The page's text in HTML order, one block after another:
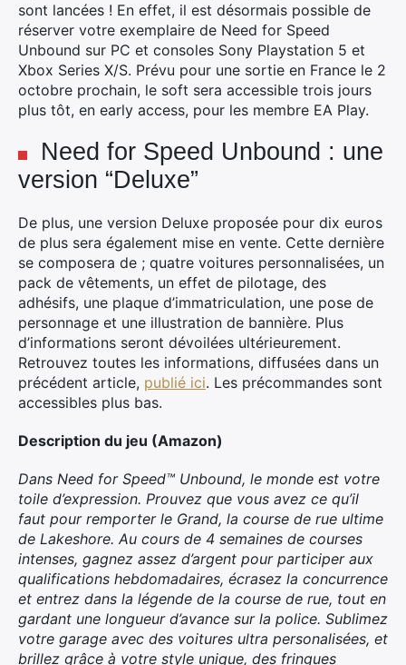
sont lancées ! En effet, il est désormais possible de
réserver votre exemplaire de Need for Speed
Unbound sur PC et consoles Sony Playstation 5 et
Xbox Series X/S. Prévu pour une sortie en France le 2
octobre prochain, le soft sera accessible trois jours
plus tôt, en early access, pour les membre EA Play.
Need for Speed Unbound : une
version “Deluxe”
De plus, une version Deluxe proposée pour dix euros
de plus sera également mise en vente. Cette dernière
se composera de ; quatre voitures personnalisées, un
pack de vêtements, un effet de pilotage, des
adhésifs, une plaque d’immatriculation, une pose de
personnage et une illustration de bannière. Plus
d’informations seront dévoilées ultérieurement.
Retrouvez toutes les informations, diffusées dans un
précédent article, publié ici. Les précommandes sont
accessibles plus bas.
Description du jeu (Amazon)
Dans Need for Speed™ Unbound, le monde est votre
toile d’expression. Prouvez que vous avez ce qu’il
faut pour remporter le Grand, la course de rue ultime
de Lakeshore. Au cours de 4 semaines de courses
intenses, gagnez assez d’argent pour participer aux
qualifications hebdomadaires, écrasez la concurrence
et entrez dans la légende de la course de rue, tout en
gardant une longueur d’avance sur la police. Sublimez
votre garage avec des voitures ultra personalisées, et
brillez grâce à votre style unique, des fringues